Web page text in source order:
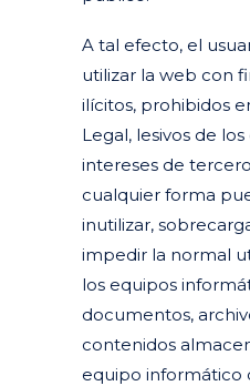
A tal efecto, el
utilizar la web con
ilícitos, prohibidos
Legal, lesivos de
intereses de
cualquier forma
inutilizar,
impedir la normal
los equipos
documentos,
contenidos
equipo informático